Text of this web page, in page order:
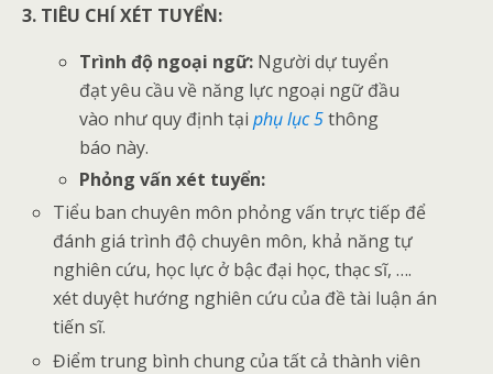
3. TIÊU CHÍ XÉT TUYỂN:
Trình độ ngoại ngữ: Người dự tuyển
đạt yêu cầu về năng lực ngoại ngữ đầu
vào như quy định tạiphụ lục 5thông
báo này.
Phỏng vấn xét tuyển:
Tiểu ban chuyên môn phỏng vấn trực tiếp để
đánh giá trình độ chuyên môn, khả năng tự
nghiên cứu, học lực ở bậc đại học, thạc sĩ, ….
xét duyệt hướng nghiên cứu của đề tài luận án
tiến sĩ.
Điểm trung bình chung của tất cả thành viên